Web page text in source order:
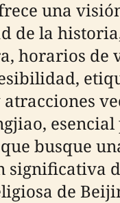
una
de la
horarios de
busque
significativa
de